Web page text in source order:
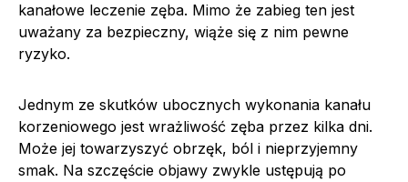
kanałowe leczenie zęba. Mimo że zabieg ten jest
uważany za bezpieczny, wiąże się z nim pewne
ryzyko.
Jednym ze skutków ubocznych wykonania kanału
korzeniowego jest wrażliwość zęba przez kilka dni.
Może jej towarzyszyć obrzęk, ból i nieprzyjemny
smak. Na szczęście objawy zwykle ustępują po